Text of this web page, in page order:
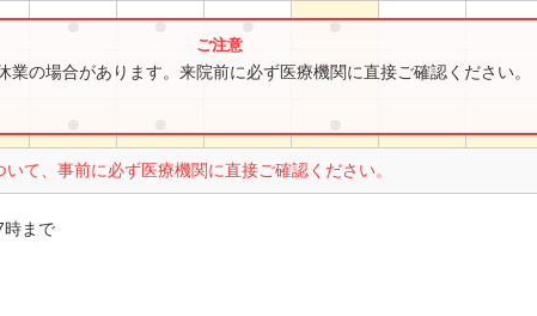
● ● ● ●
●
て、事前に必ず医療機関に直接ご確認ください。
業の場合があります。来院前に必ず医療機関に直接ご確認ください。
時まで